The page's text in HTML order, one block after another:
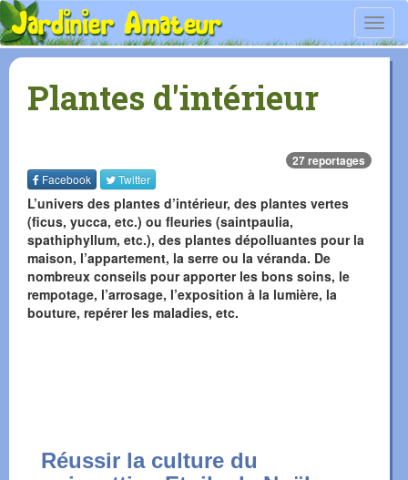
Plantes d'intérieur
27 reportages
Facebook Twitter
L’univers des plantes d’intérieur, des plantes vertes
(ficus, yucca, etc.) ou fleuries (saintpaulia,
spathiphyllum, etc.), des plantes dépolluantes pour la
maison, l’appartement, la serre ou la véranda. De
nombreux conseils pour apporter les bons soins, le
rempotage, l’arrosage, l’exposition à la lumière, la
bouture, repérer les maladies, etc.
Réussir la culture du